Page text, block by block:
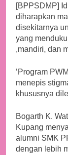
[BPPSDMP]
diharapkan
disekitarnya
yang
,mandiri, dan
’Program
menepis
khususnya
Bogarth K.
Kupang
alumni SMK
dengan lebih